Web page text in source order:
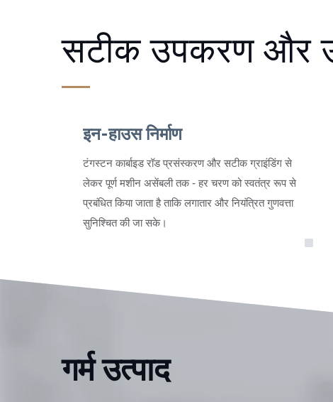
सटीक उपकरण और
इन-हाउस निर्माण
टंगस्टन कार्बाइड रॉड प्रसंस्करण और सटीक ग्राइंडिंग से
लेकर पूर्ण मशीन असेंबली तक - हर चरण को स्वतंत्र रूप से
प्रबंधित किया जाता है ताकि लगातार और नियंत्रित गुणवत्ता
सुनिश्चित की जा सके।
गर्म उत्पाद